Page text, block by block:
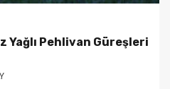
Yağlı Pehlivan Güreşleri